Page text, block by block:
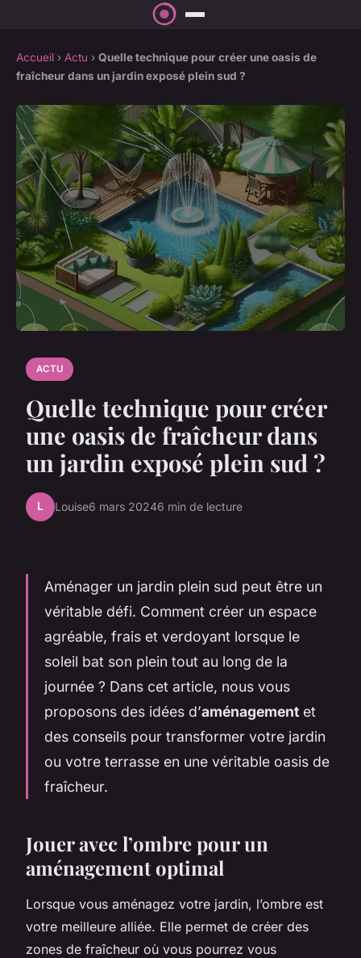
Accueil › Actu › Quelle technique pour créer une oasis de
fraîcheur dans un jardin exposé plein sud ?
ACTU
Quelle technique pour créer
une oasis de fraîcheur dans
un jardin exposé plein sud ?
L Louise6 mars 20246 min de lecture
Aménager un jardin plein sud peut être un
véritable défi. Comment créer un espace
agréable, frais et verdoyant lorsque le
soleil bat son plein tout au long de la
journée ? Dans cet article, nous vous
proposons des idées d’aménagement et
des conseils pour transformer votre jardin
ou votre terrasse en une véritable oasis de
fraîcheur.
Jouer avec l’ombre pour un
aménagement optimal
Lorsque vous aménagez votre jardin, l’ombre est
votre meilleure alliée. Elle permet de créer des
zones de fraîcheur où vous pourrez vous